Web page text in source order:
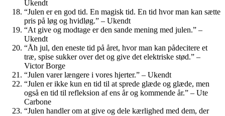
Ukendt
“Julen er en god tid. En magisk tid. En tid hvor man kan sætte
pris på løg og hvidløg.” – Ukendt
“At give og modtage er den sande mening med julen.” –
Ukendt
“Åh jul, den eneste tid på året, hvor man kan pådecitere et
træ, spise sukker over det og give det elektriske stød.” –
Victor Borge
“Julen varer længere i vores hjerter.” – Ukendt
“Julen er ikke kun en tid til at sprede glæde og glæde, men
også en tid til refleksion af ens år og kommende år.” – Ute
Carbone
“Julen handler om at give og dele kærlighed med dem, der